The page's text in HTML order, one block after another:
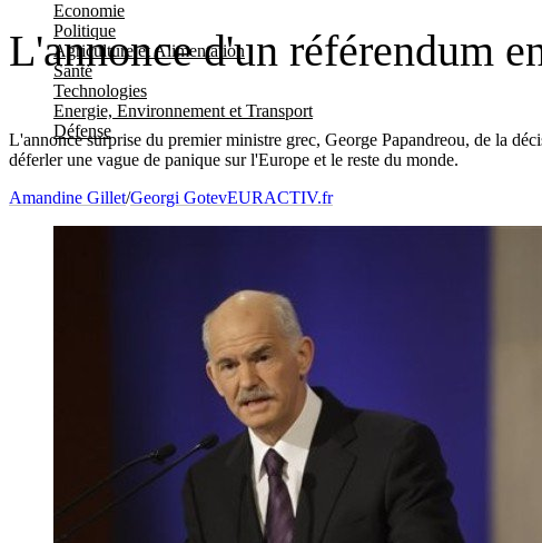
Economie
Politique
Agriculture et Alimentation
Santé
Technologies
Energie, Environnement et Transport
Défense
L'annonce d'un référendum
L'annonce surprise du premier ministre grec, George Papandreou, de la
déferler une vague de panique sur l'Europe et le reste du monde.
Amandine Gillet/Georgi GotevEURACTIV.fr